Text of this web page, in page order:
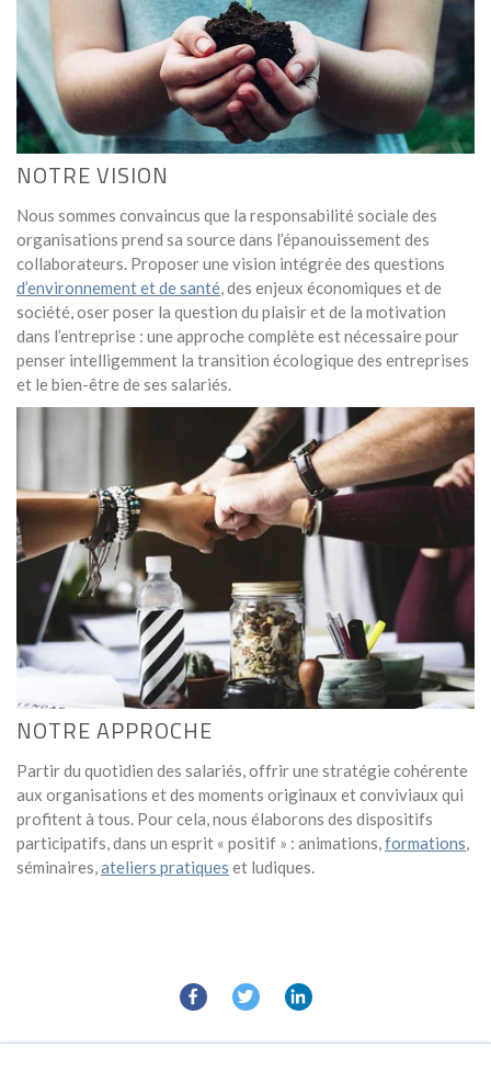
NOTRE VISION
Nous sommes convaincus que la responsabilité sociale des
organisations prend sa source dans l’épanouissement des
collaborateurs. Proposer une vision intégrée des questions
d’environnement et de santé, des enjeux économiques et de
société, oser poser la question du plaisir et de la motivation
dans l’entreprise : une approche complète est nécessaire pour
penser intelligemment la transition écologique des entreprises
et le bien-être de ses salariés.
NOTRE APPROCHE
Partir du quotidien des salariés, offrir une stratégie cohérente
aux organisations et des moments originaux et conviviaux qui
profitent à tous. Pour cela, nous élaborons des dispositifs
participatifs, dans un esprit « positif » : animations,formations,
séminaires,ateliers pratiques et ludiques.